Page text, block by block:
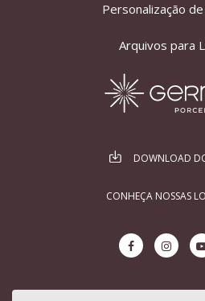
Personalização
Arquivos para
DOWNLOAD
CONHEÇA NOSSAS